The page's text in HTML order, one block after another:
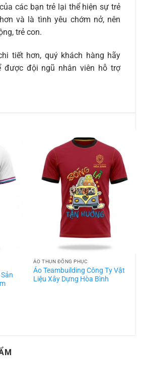
các bạn trẻ lại thể hiện sự trẻ
và là tình yêu chớm nở, nên
trẻ con.
tiết hơn, quý khách hàng hãy
được đội ngũ nhân viên hỗ trợ
ÁO THUN ĐỒNG PHỤC
Áo Teambuilding Công Ty Vật
Liệu Xây Dựng Hòa Bình